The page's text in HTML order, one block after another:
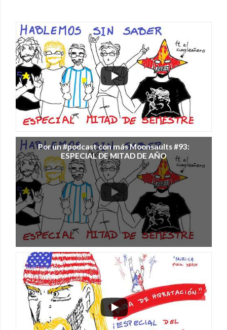
Por un #podcast con más Moonsaults #93:
ESPECIAL DE MITAD DE AÑO